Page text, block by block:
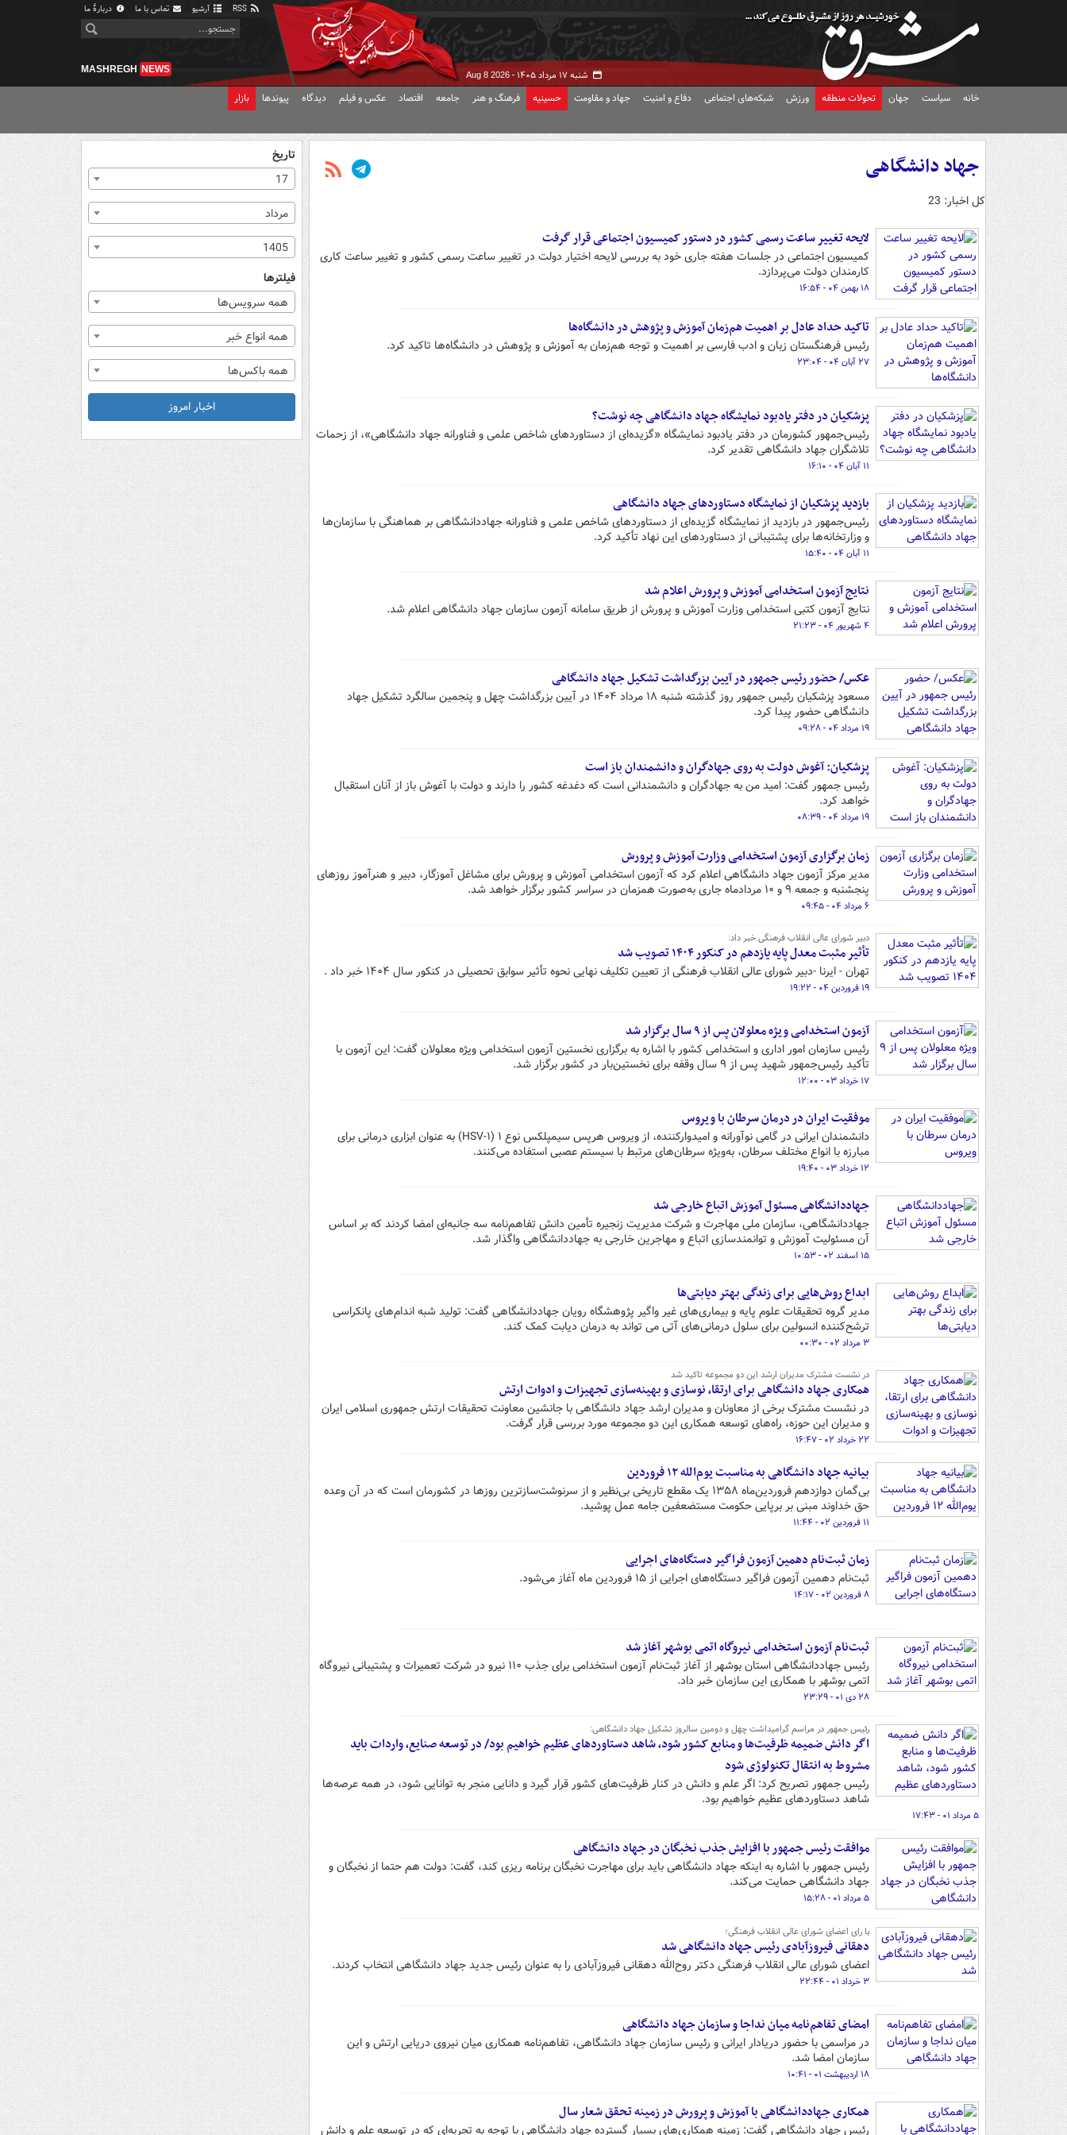
آرشیو تماس با ما دربارهٔ ما
شنبه ۱۷ مرداد ۱۴۰۵ - Aug 8 2026
MASHREGH NEWS
خانه سیاست جهان تحولات منطقه ورزش شبکه‌های اجتماعی دفاع و امنیت جهاد و مقاومت حسینیه فرهنگ و هنر جامعه اقتصاد عکس و فیلم دیدگاه پیوندها بازار
جهاد دانشگاهی
کل اخبار: 23
لایحه تغییر ساعت رسمی کشور در دستور کمیسیون اجتماعی قرار گرفت
کمیسیون اجتماعی در جلسات هفته جاری خود به بررسی لایحه اختیار دولت در تغییر ساعت رسمی کشور و تغییر ساعت کاری
کارمندان دولت می‌پردازد.
۱۸ بهمن ۰۴ - ۱۶:۵۴
تاکید حداد عادل بر اهمیت هم‌زمان آموزش و پژوهش در دانشگاه‌ها
رئیس فرهنگستان زبان و ادب فارسی بر اهمیت و توجه هم‌زمان به آموزش و پژوهش در دانشگاه‌ها تاکید کرد.
۲۷ آبان ۰۴ - ۲۳:۰۴
پزشکیان در دفتر یادبود نمایشگاه جهاد دانشگاهی چه نوشت؟
رئیس‌جمهور کشورمان در دفتر یادبود نمایشگاه «گزیده‌ای از دستاوردهای شاخص علمی و فناورانه جهاد دانشگاهی»، از زحمات
تلاشگران جهاد دانشگاهی تقدیر کرد.
۱۱ آبان ۰۴ - ۱۶:۱۰
بازدید پزشکیان از نمایشگاه دستاوردهای جهاد دانشگاهی
رئیس‌جمهور در بازدید از نمایشگاه گزیده‌ای از دستاوردهای شاخص علمی و فناورانه جهاددانشگاهی بر هماهنگی با سازمان‌ها
و وزارتخانه‌ها برای پشتیبانی از دستاوردهای این نهاد تأکید کرد.
۱۱ آبان ۰۴ - ۱۵:۴۰
نتایج آزمون استخدامی آموزش و پرورش اعلام شد
نتایج آزمون کتبی استخدامی وزارت آموزش و پرورش از طریق سامانه آزمون سازمان جهاد دانشگاهی اعلام شد.
۴ شهریور ۰۴ - ۲۱:۲۳
عکس/ حضور رئیس جمهور در آیین بزرگداشت تشکیل جهاد دانشگاهی
مسعود پزشکیان رئیس جمهور روز گذشته شنبه ۱۸ مرداد ۱۴۰۴ در آیین بزرگداشت چهل و پنجمین سالگرد تشکیل جهاد
دانشگاهی حضور پیدا کرد.
۱۹ مرداد ۰۴ - ۰۹:۲۸
پزشکیان: آغوش دولت به روی جهادگران و دانشمندان باز است
رئیس جمهور گفت: امید من به جهادگران و دانشمندانی است که دغدغه کشور را دارند و دولت با آغوش باز از آنان استقبال
خواهد کرد.
۱۹ مرداد ۰۴ - ۰۸:۳۹
زمان برگزاری آزمون استخدامی وزارت آموزش و پرورش
مدیر مرکز آزمون جهاد دانشگاهی اعلام کرد که آزمون استخدامی آموزش و پرورش برای مشاغل آموزگار، دبیر و هنرآموز روزهای
پنجشنبه و جمعه ۹ و ۱۰ مردادماه جاری به‌صورت همزمان در سراسر کشور برگزار خواهد شد.
۶ مرداد ۰۴ - ۰۹:۴۵
دبیر شورای عالی انقلاب فرهنگی خبر داد:
تأثیر مثبت معدل پایه یازدهم در کنکور ۱۴۰۴ تصویب شد
تهران - ایرنا -دبیر شورای عالی انقلاب فرهنگی از تعیین تکلیف نهایی نحوه تأثیر سوابق تحصیلی در کنکور سال ۱۴۰۴ خبر داد .
۱۹ فروردین ۰۴ - ۱۹:۲۲
آزمون استخدامی ویژه معلولان پس از ۹ سال برگزار شد
رئیس سازمان امور اداری و استخدامی کشور با اشاره به برگزاری نخستین آزمون استخدامی ویژه معلولان گفت: این آزمون با
تأکید رئیس‌جمهور شهید پس از ۹ سال وقفه برای نخستین‌بار در کشور برگزار شد.
۱۷ خرداد ۰۳ - ۱۲:۰۰
موفقیت ایران در درمان سرطان با ویروس
دانشمندان ایرانی در گامی نوآورانه و امیدوارکننده، از ویروس هرپس سیمپلکس نوع ۱ (HSV-۱) به عنوان ابزاری درمانی برای
مبارزه با انواع مختلف سرطان، به‌ویژه سرطان‌های مرتبط با سیستم عصبی استفاده می‌کنند.
۱۲ خرداد ۰۳ - ۱۹:۴۰
جهاددانشگاهی مسئول آموزش اتباع خارجی شد
جهاددانشگاهی، سازمان ملی مهاجرت و شرکت مدیریت زنجیره تأمین دانش تفاهم‌نامه سه جانبه‌ای امضا کردند که بر اساس
آن مسئولیت آموزش و توانمندسازی اتباع و مهاجرین خارجی به جهاددانشگاهی واگذار شد.
۱۵ اسفند ۰۲ - ۱۰:۵۳
ابداع روش‌هایی برای زندگی بهتر دیابتی‌ها
مدیر گروه تحقیقات علوم پایه و بیماری‌های غیر واگیر پژوهشگاه رویان جهاددانشگاهی گفت: تولید شبه اندام‌های پانکراسی
ترشح‌کننده انسولین برای سلول درمانی‌های آتی می تواند به درمان دیابت کمک کند.
۳ مرداد ۰۲ - ۰۰:۳۰
در نشست مشترک مدیران ارشد این دو مجموعه تاکید شد
همکاری جهاد دانشگاهی برای ارتقا، نوسازی و بهینه‌سازی تجهیزات و ادوات ارتش
در نشست مشترک برخی از معاونان و مدیران ارشد جهاد دانشگاهی با جانشین معاونت تحقیقات ارتش جمهوری اسلامی ایران
و مدیران این حوزه، راه‌های توسعه همکاری این دو مجموعه مورد بررسی قرار گرفت.
۲۲ خرداد ۰۲ - ۱۶:۴۷
بیانیه جهاد دانشگاهی به مناسبت یوم‌الله ۱۲ فروردین
بی‌گمان دوازدهم فروردین‌ماه ۱۳۵۸ یک مقطع تاریخی بی‌نظیر و از سرنوشت‌سازترین روزها در کشورمان است که در آن وعده
حق خداوند مبنی بر برپایی حکومت مستضعفین جامه عمل پوشید.
۱۱ فروردین ۰۲ - ۱۱:۴۴
زمان ثبت‌نام دهمین آزمون فراگیر دستگاه‌های اجرایی
ثبت‌نام دهمین آزمون فراگیر دستگاه‌های اجرایی از ۱۵ فروردین ماه آغاز می‌شود.
۸ فروردین ۰۲ - ۱۴:۱۷
ثبت‌نام آزمون استخدامی نیروگاه اتمی بوشهر آغاز شد
رئیس جهاددانشگاهی استان بوشهر از آغاز ثبت‌نام آزمون استخدامی برای جذب ۱۱۰ نیرو در شرکت تعمیرات و پشتیبانی نیروگاه
اتمی بوشهر با همکاری این سازمان خبر داد.
۲۸ دی ۰۱ - ۲۳:۲۹
رئیس جمهور در مراسم گرامیداشت چهل و دومین سالروز تشکیل جهاد دانشگاهی:
اگر دانش ضمیمه ظرفیت‌ها و منابع کشور شود، شاهد دستاوردهای عظیم خواهیم بود/ در توسعه صنایع، واردات باید
مشروط به انتقال تکنولوژی شود
رئیس جمهور تصریح کرد: اگر علم و دانش در کنار ظرفیت‌های کشور قرار گیرد و دانایی منجر به توانایی‌ شود، در همه عرصه‌ها
شاهد دستاوردهای عظیم خواهیم بود.
۵ مرداد ۰۱ - ۱۷:۴۳
موافقت رئیس جمهور با افزایش جذب نخبگان در جهاد دانشگاهی
رئیس جمهور با اشاره به اینکه جهاد دانشگاهی باید برای مهاجرت نخبگان برنامه ریزی کند، گفت: دولت هم حتما از نخبگان و
جهاد دانشگاهی حمایت می‌کند.
۵ مرداد ۰۱ - ۱۵:۲۸
با رای اعضای شورای عالی انقلاب فرهنگی؛
دهقانی فیروزآبادی رئیس جهاد دانشگاهی شد
اعضای شورای عالی انقلاب فرهنگی دکتر روح‌الله دهقانی فیروزآبادی را به عنوان رئیس جدید جهاد دانشگاهی انتخاب کردند.
۳ خرداد ۰۱ - ۲۲:۴۴
امضای تفاهم‌نامه میان نداجا و سازمان جهاد دانشگاهی
در مراسمی با حضور دریادار ایرانی و رئیس سازمان جهاد دانشگاهی، تفاهم‌نامه همکاری میان نیروی دریایی ارتش و این
سازمان امضا شد.
۱۸ اردیبهشت ۰۱ - ۱۰:۴۱
همکاری جهاددانشگاهی با آموزش و پرورش در زمینه تحقق شعار سال
رئیس جهاد دانشگاهی گفت: زمینه همکاری‌های بسیار گسترده جهاد دانشگاهی با توجه به تجربه‌ای که در توسعه علم و دانش
تاریخ
17
مرداد
1405
فیلترها
همه سرویس‌ها
همه انواع خبر
همه باکس‌ها
اخبار امروز